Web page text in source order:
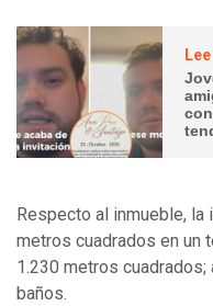
Respecto al inmueble,
metros cuadrados en un
1.230 metros
baños.